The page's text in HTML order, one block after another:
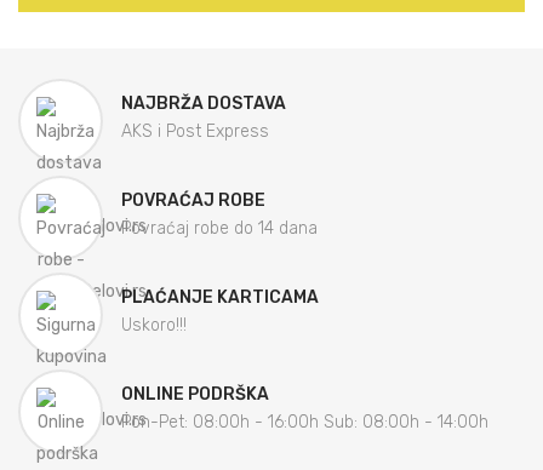
NAJBRŽA DOSTAVA
AKS i Post Express
POVRAĆAJ ROBE
Povraćaj robe do 14 dana
PLAĆANJE KARTICAMA
Uskoro!!!
ONLINE PODRŠKA
Pon-Pet: 08:00h - 16:00h Sub: 08:00h - 14:00h